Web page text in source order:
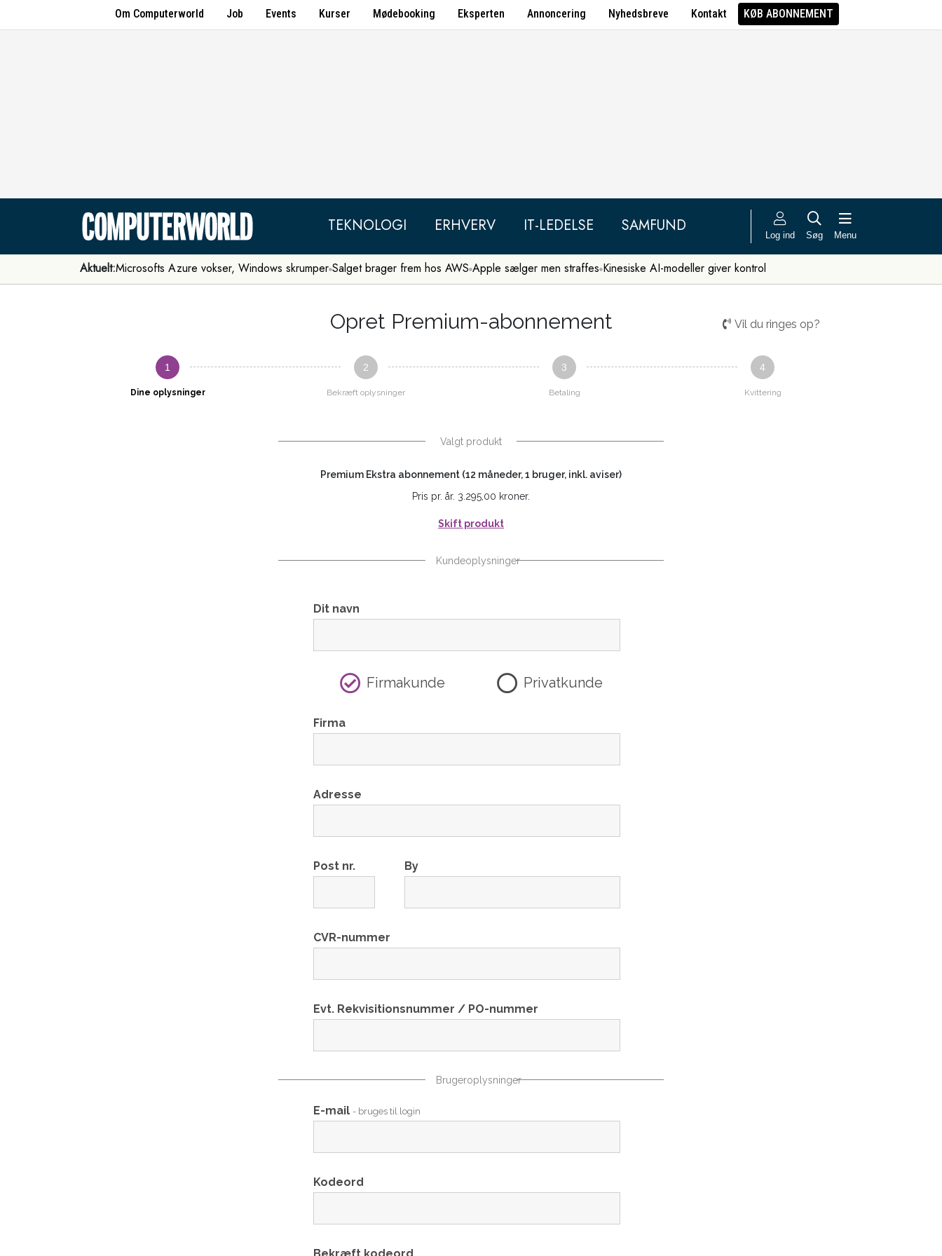
Om Computerworld Job Events Kurser Mødebooking Eksperten Annoncering Nyhedsbreve Kontakt KØB ABONNEMENT
TEKNOLOGI ERHVERV IT-LEDELSE SAMFUND Log ind Søg Menu
Aktuelt:Microsofts Azure vokser, Windows skrumper Salget brager frem hos AWS Apple sælger men straffes Kinesiske AI-modeller giver kontrol
Opret Premium-abonnement Vil du ringes op?
1
Dine oplysninger
2
Bekræft oplysninger
3
Betaling
4
Kvittering
Valgt produkt
Premium Ekstra abonnement (12 måneder, 1 bruger, inkl. aviser)
Pris pr. år. 3.295,00 kroner.
Skift produkt
Kundeoplysninger
Dit navn
Firmakunde Privatkunde
Firma
Adresse
Post nr. By
CVR-nummer
Evt. Rekvisitionsnummer / PO-nummer
Brugeroplysninger
E-mail - bruges til login
Kodeord